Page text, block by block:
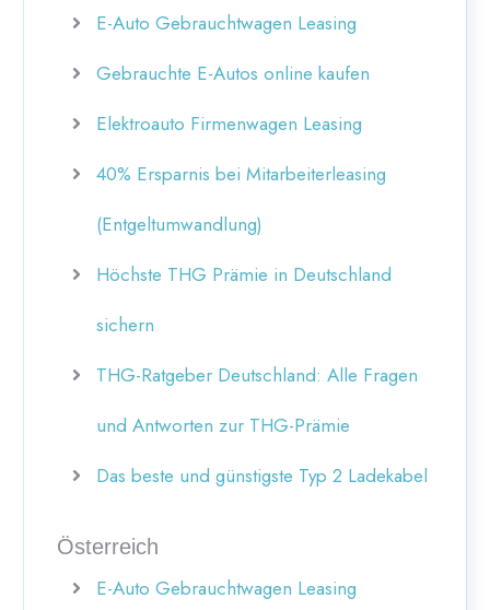
E-Auto Gebrauchtwagen Leasing
Gebrauchte E-Autos online kaufen
Elektroauto Firmenwagen Leasing
40% Ersparnis bei Mitarbeiterleasing
(Entgeltumwandlung)
Höchste THG Prämie in Deutschland
sichern
THG-Ratgeber Deutschland: Alle Fragen
und Antworten zur THG-Prämie
Das beste und günstigste Typ 2 Ladekabel
Österreich
E-Auto Gebrauchtwagen Leasing